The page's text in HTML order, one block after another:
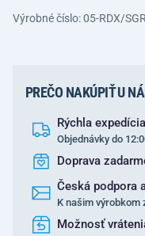
Výrobné číslo: 05-RDX/
PREČO NAKÚPIŤ U
Rýchla expedícia
Objednávky do
Doprava
Česká podpora
K našim výrobkom
Možnosť